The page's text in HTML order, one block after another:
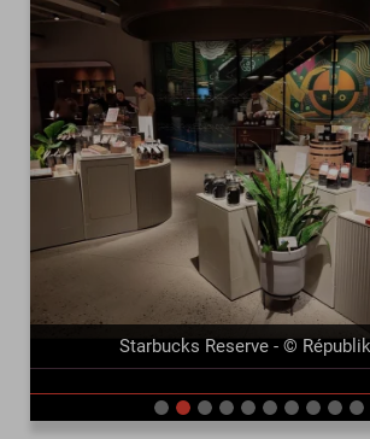
Starbucks Reserve - ©
précédent